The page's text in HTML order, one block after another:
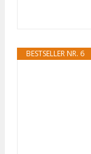
BESTSELLER NR. 6